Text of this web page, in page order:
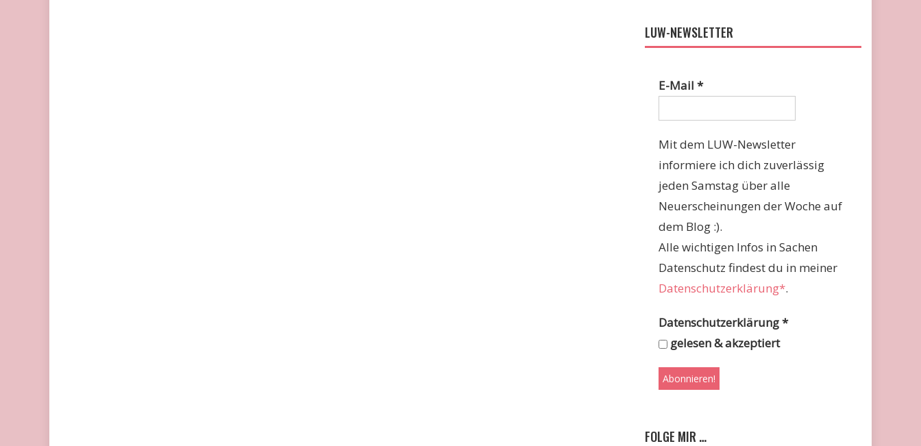
LUW-NEWSLETTER
E-Mail*
Mit dem LUW-Newsletter
informiere ich dich zuverlässig
jeden Samstag über alle
Neuerscheinungen der Woche auf
dem Blog :).
Alle wichtigen Infos in Sachen
Datenschutz findest du in meiner
Datenschutzerklärung*.
Datenschutzerklärung*
gelesen & akzeptiert
FOLGE MIR …